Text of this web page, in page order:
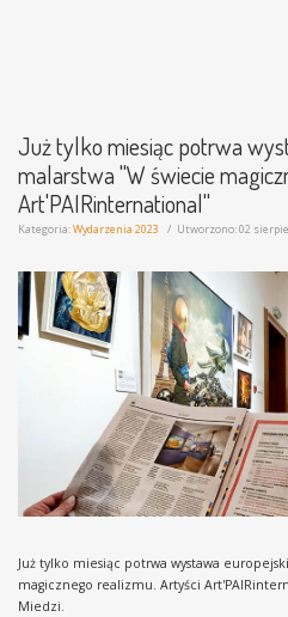
Już tylko miesiąc potrwa
malarstwa "W świecie
Art'PAIRinternational"
Kategoria:Wydarzenia 2023 Utworzono: 02
Już tylko miesiąc potrwa wystawa
magicznego realizmu. Artyści
Miedzi.